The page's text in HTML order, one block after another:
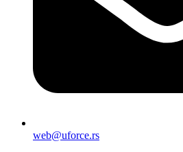
web@uforce.rs